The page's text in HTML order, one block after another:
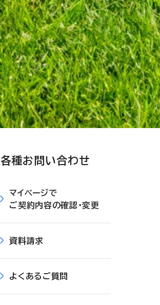
各種お問い合わせ
マイページで
ご契約内容の確認・変更
資料請求
よくあるご質問